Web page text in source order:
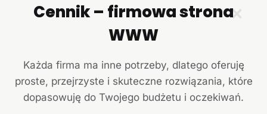
✕
Cennik – firmowa strona
WWW
Każda firma ma inne potrzeby, dlatego oferuję
proste, przejrzyste i skuteczne rozwiązania, które
dopasowuję do Twojego budżetu i oczekiwań.